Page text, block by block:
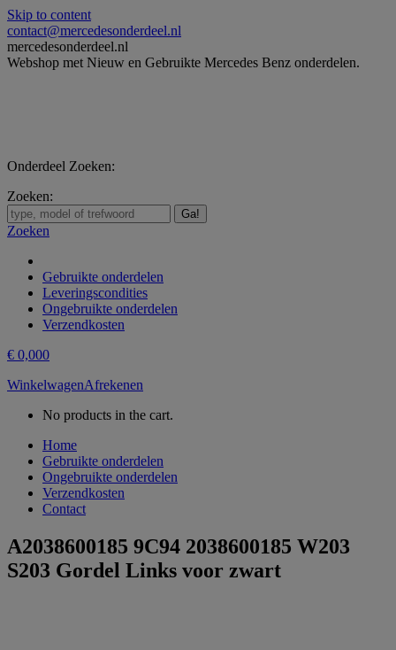
Skip to content
contact@mercedesonderdeel.nl
mercedesonderdeel.nl
Webshop met Nieuw en Gebruikte Mercedes Benz onderdelen.
Onderdeel Zoeken:
Zoeken:
Zoeken
Gebruikte onderdelen
Leveringscondities
Ongebruikte onderdelen
Verzendkosten
€ 0,000
WinkelwagenAfrekenen
No products in the cart.
Home
Gebruikte onderdelen
Ongebruikte onderdelen
Verzendkosten
Contact
A2038600185 9C94 2038600185 W203
S203 Gordel Links voor zwart